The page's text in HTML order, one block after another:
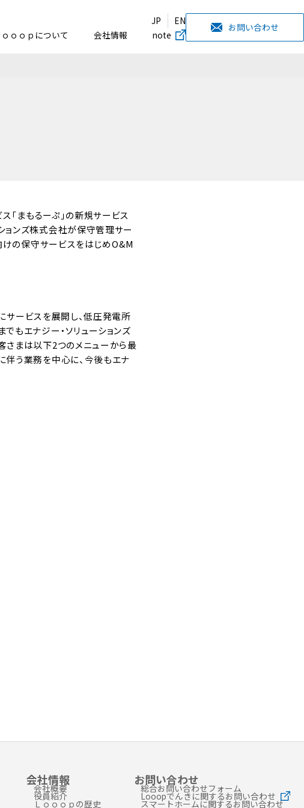
JP
EN
ｏｏｏｐについて 会社情報 note
お問い合わせ
「まもるーぷ」の新規サービス
ョンズ株式会社が保守管理サー
けの保守サービスをはじめO&M
サービスを展開し、低圧発電所
もエナジー・ソリューションズ
さまは以下2つのメニューから最
伴う業務を中心に、今後もエナ
会社情報
会社概要
役員紹介
Ｌｏｏｏｐの歴史
お問い合わせ
総合お問い合わせフォーム
Looopでんきに関するお問い合わせ
スマートホームに関するお問い合わせ